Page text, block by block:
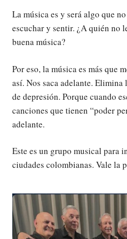
La música es y será algo que
escuchar y sentir. ¿A quién no
buena música?
Por eso, la música es más que
así. Nos saca adelante.
de depresión. Porque cuando
canciones que tienen “poder
adelante.
Este es un grupo musical para
ciudades colombianas. Vale la